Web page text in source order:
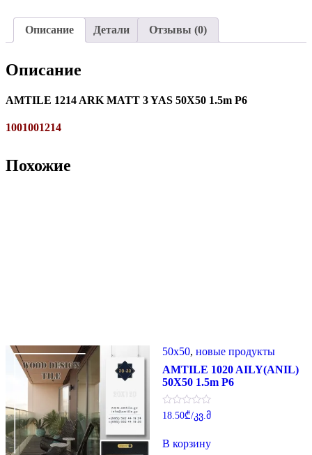
Описание Детали Отзывы (0)
Описание
AMTILE 1214 ARK MATT 3 YAS 50X50 1.5m P6
1001001214
Похожие
50x50, новые продукты
AMTILE 1020 AILY(ANIL)
50X50 1.5m P6
Оценка
0
5
18.50₾/კვ.მ
В корзину